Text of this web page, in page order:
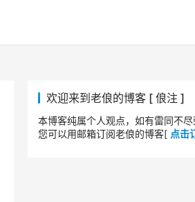
欢迎来到老俍的博客 [ 俍注 ]
本博客纯属个人观点，如有雷同不尽
您可以用邮箱订阅老俍的博客[ 点击